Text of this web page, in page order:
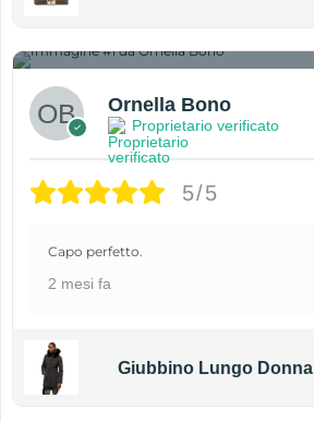
Ornella Bono
Proprietario verificato
5/5
Capo perfetto.
2 mesi fa
Giubbino Lungo Donna